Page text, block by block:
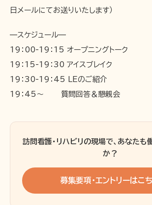
日メールにてお送りいたします）
—スケジュール—
19：00-19：15 オープニングトーク
19：15-19：30 アイスブレイク
19：30-19：45 LEのご紹介
19：45～ 質問回答＆懇親会
訪問看護・リハビリの現場で、あなたも
か？
募集要項・エントリーはこ